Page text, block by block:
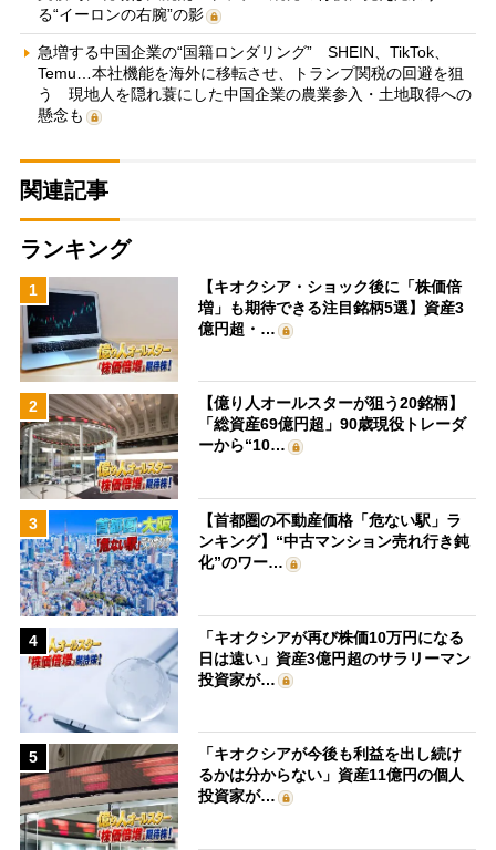
る“イーロンの右腕”の影
急増する中国企業の“国籍ロンダリング” SHEIN、TikTok、
Temu…本社機能を海外に移転させ、トランプ関税の回避を狙
う 現地人を隠れ蓑にした中国企業の農業参入・土地取得への
懸念も
関連記事
ランキング
1
【キオクシア・ショック後に「株価倍
増」も期待できる注目銘柄5選】資産3
億円超・…
2
【億り人オールスターが狙う20銘柄】
「総資産69億円超」90歳現役トレーダ
ーから“10…
3
【首都圏の不動産価格「危ない駅」ラ
ンキング】“中古マンション売れ行き鈍
化”のワー…
4
「キオクシアが再び株価10万円になる
日は遠い」資産3億円超のサラリーマン
投資家が…
5
「キオクシアが今後も利益を出し続け
るかは分からない」資産11億円の個人
投資家が…